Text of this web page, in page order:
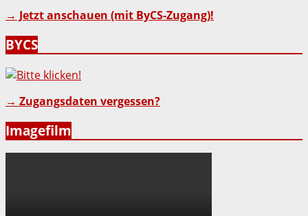
→ Jetzt anschauen (mit ByCS-Zugang)!
BYCS
→ Zugangsdaten vergessen?
Imagefilm